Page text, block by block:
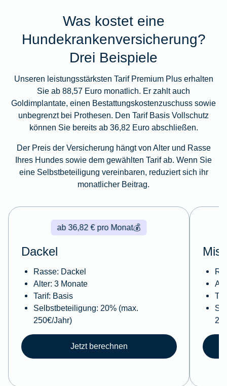
Was kostet eine
Hundekrankenversicherung?
Drei Beispiele
Unseren leistungsstärksten Tarif Premium Plus erhalten
Sie ab 88,57 Euro monatlich. Er zahlt auch
Goldimplantate, einen Bestattungskostenzuschuss sowie
unbegrenzt bei Prothesen. Den Tarif Basis Vollschutz
können Sie bereits ab 36,82 Euro abschließen.
Der Preis der Versicherung hängt von Alter und Rasse
Ihres Hundes sowie dem gewählten Tarif ab. Wenn Sie
eine Selbstbeteiligung vereinbaren, reduziert sich ihr
monatlicher Beitrag.
💰
ab 36,82 € pro Monat
Dackel
Rasse: Dackel
Alter: 3 Monate
Tarif: Basis
Selbstbeteiligung: 20% (max.
250€/Jahr)
Jetzt berechnen